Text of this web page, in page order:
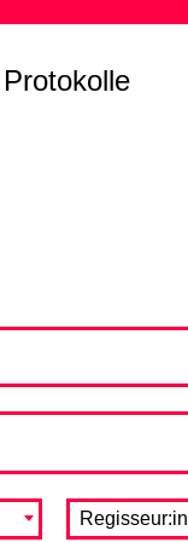
Regisseur:in